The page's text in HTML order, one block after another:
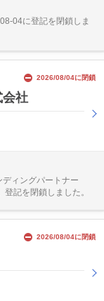
04に登記を閉鎖しま
2026/08/04に閉鎖
会社
ィングパートナー
記を閉鎖しました。
2026/08/04に閉鎖